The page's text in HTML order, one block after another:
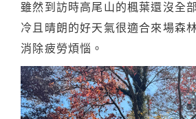
雖然到訪時高尾山的楓葉還沒全
冷且晴朗的好天氣很適合來場森
消除疲勞煩惱。